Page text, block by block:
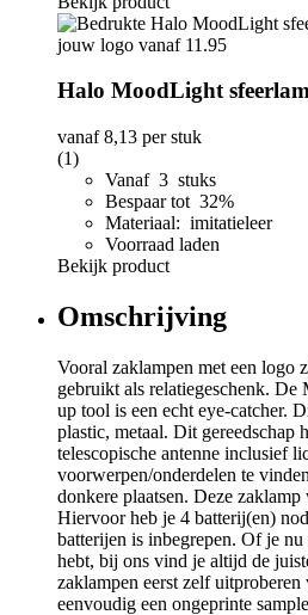
Halo MoodLight
vanaf8,13 per stuk
(1)
Vanaf 3 stuks
Bespaar tot 32%
Materiaal: imitatieleer
Voorraad laden
Bekijk product
Omschrijving
Vooral zaklampen met een logo
gebruikt als relatiegeschenk.
up tool is een echt eye-catcher.
plastic, metaal. Dit gereedschap
telescopische antenne inclusief
voorwerpen/onderdelen te
donkere plaatsen. Deze
Hiervoor heb je 4 batterij(en)
batterijen is inbegrepen. Of je
hebt, bij ons vind je altijd de
zaklampen eerst zelf uitproberen
eenvoudig een ongeprinte